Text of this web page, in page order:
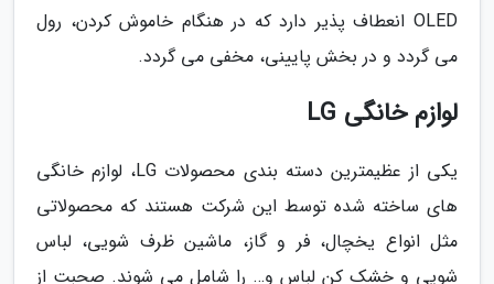
OLED انعطاف پذیر دارد که در هنگام خاموش کردن، رول
می گردد و در بخش پایینی، مخفی می گردد.
لوازم خانگی LG
یکی از عظیمترین دسته بندی محصولات LG، لوازم خانگی
های ساخته شده توسط این شرکت هستند که محصولاتی
مثل انواع یخچال، فر و گاز، ماشین ظرف شویی، لباس
شویی و خشک کن لباس و… را شامل می شوند. صحبت از